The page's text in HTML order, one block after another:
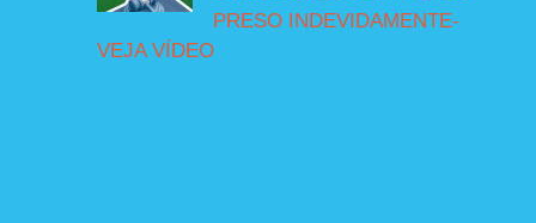
PRESO INDEVIDAMENTE-
VEJA VÍDEO